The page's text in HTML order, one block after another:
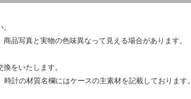
品写真と実物の色味異なって見える場合があります。
をいたします。
計の材質名欄にはケースの主素材を記載しております。